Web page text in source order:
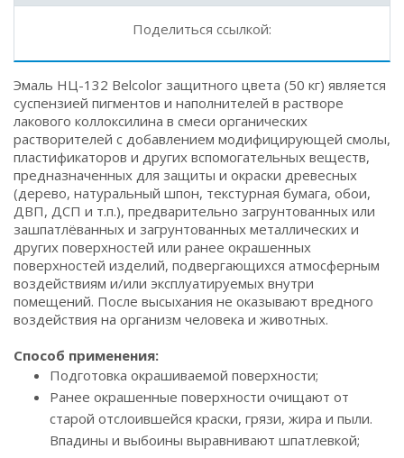
Поделиться ссылкой:
Эмаль НЦ-132 Belcolor защитного цвета (50 кг) является
суспензией пигментов и наполнителей в растворе
лакового коллоксилина в смеси органических
растворителей с добавлением модифицирующей смолы,
пластификаторов и других вспомогательных веществ,
предназначенных для защиты и окраски древесных
(дерево, натуральный шпон, текстурная бумага, обои,
ДВП, ДСП и т.п.), предварительно загрунтованных или
зашпатлёванных и загрунтованных металлических и
других поверхностей или ранее окрашенных
поверхностей изделий, подвергающихся атмосферным
воздействиям и/или эксплуатируемых внутри
помещений. После высыхания не оказывают вредного
воздействия на организм человека и животных.
Способ применения:
Подготовка окрашиваемой поверхности;
Ранее окрашенные поверхности очищают от
старой отслоившейся краски, грязи, жира и пыли.
Впадины и выбоины выравнивают шпатлевкой;